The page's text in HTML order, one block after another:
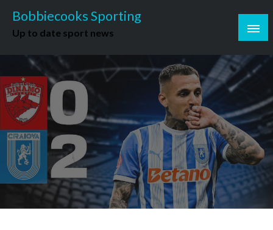
content
Bobbiecooks Sporting
Up to date sport news